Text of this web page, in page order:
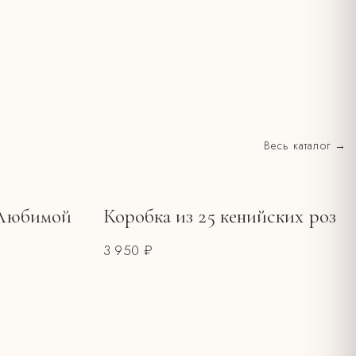
Весь каталог →
Коробка из 25 кенийских роз
3 950 ₽